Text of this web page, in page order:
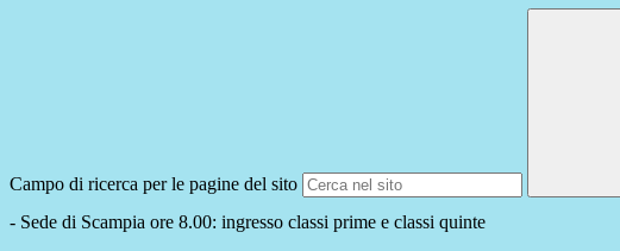
Campo di ricerca per le pagine del sito
- Sede di Scampia ore 8.00: ingresso classi prime e classi quinte